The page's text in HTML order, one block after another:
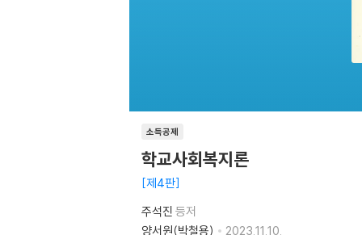
소득공제
학교사회복지론
제4판
주석진 등저
양서원(박철용)
2023.11.10.